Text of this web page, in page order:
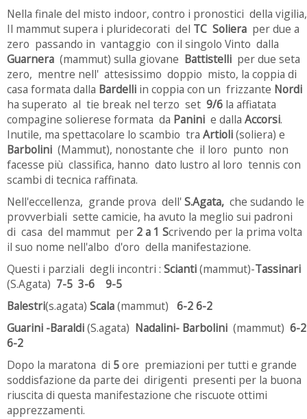
Nella finale del misto indoor, contro i pronostici della vigilia,
Il mammut supera i pluridecorati del TC Soliera per due a
zero passando in vantaggio con il singolo Vinto dalla
Guarnera (mammut) sulla giovane Battistelli per due seta
zero, mentre nell' attesissimo doppio misto, la coppia di
casa formata dalla Bardelli in coppia con un frizzante Nordi
ha superato al tie break nel terzo set 9/6 la affiatata
compagine solierese formata da Panini e dalla Accorsi.
Inutile, ma spettacolare lo scambio tra Artioli(soliera) e
Barbolini (Mammut), nonostante che il loro punto non
facesse più classifica, hanno dato lustro al loro tennis con
scambi di tecnica raffinata.
Nell'eccellenza, grande prova dell'S.Agata, che sudando le
provverbiali sette camicie, ha avuto la meglio sui padroni
di casa del mammut per 2 a 1 Scrivendo per la prima volta
il suo nome nell'albo d'oro della manifestazione.
Questi i parziali degli incontri : Scianti(mammut)-Tassinari
(S.Agata) 7-5 3-6 9-5
Balestri(s.agata) Scala(mammut) 6-2 6-2
Guarini -Baraldi(S.agata) Nadalini- Barbolini (mammut) 6-2
6-2
Dopo la maratona di 5ore premiazioni per tutti e grande
soddisfazione da parte dei dirigenti presenti per la buona
riuscita di questa manifestazione che riscuote ottimi
apprezzamenti.